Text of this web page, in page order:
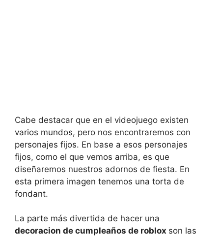
Cabe destacar que en el videojuego existen
varios mundos, pero nos encontraremos con
personajes fijos. En base a esos personajes
fijos, como el que vemos arriba, es que
diseñaremos nuestros adornos de fiesta. En
esta primera imagen tenemos una torta de
fondant.
La parte más divertida de hacer una
decoracion de cumpleaños de roblox son las